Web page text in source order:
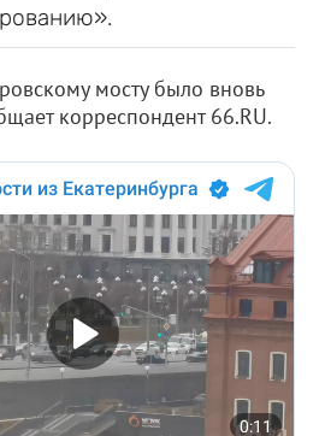
мосту было вновь
корреспондент 66.RU.